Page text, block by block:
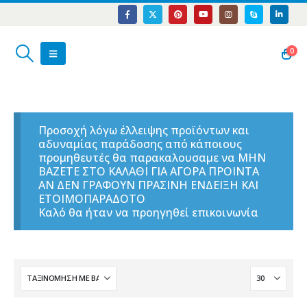
0
Προσοχή λόγω έλλειψης προϊόντων και
αδυναμίας παράδοσης από κάποιους
προμηθευτές θα παρακαλουσαμε να ΜΗΝ
ΒΑΖΕΤΕ ΣΤΟ ΚΑΛΑΘΙ ΓΙΑ ΑΓΟΡΑ ΠΡΟΙΝΤΑ
ΑΝ ΔΕΝ ΓΡΑΦΟΥΝ ΠΡΑΣΙΝΗ ΕΝΔΕΙΞΗ ΚΑΙ
ΕΤΟΙΜΟΠΑΡΑΔΟΤΟ
Καλό θα ήταν να προηγηθεί επικοινωνία